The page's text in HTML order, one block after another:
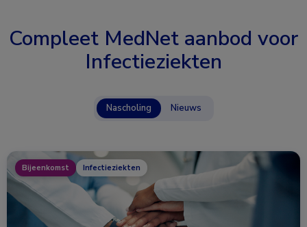
Compleet MedNet aanbod voor
Infectieziekten
Nascholing Nieuws
Bijeenkomst Infectieziekten